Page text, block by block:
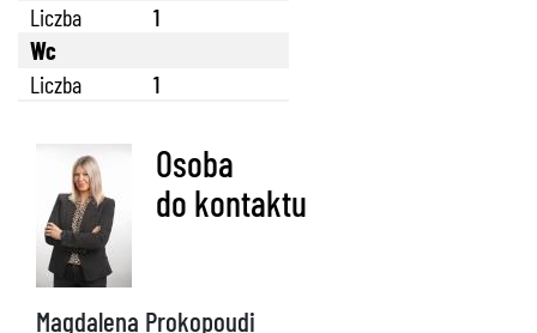
Liczba
1
Wc
Liczba
1
Osoba
do kontaktu
Magdalena Prokopoudi